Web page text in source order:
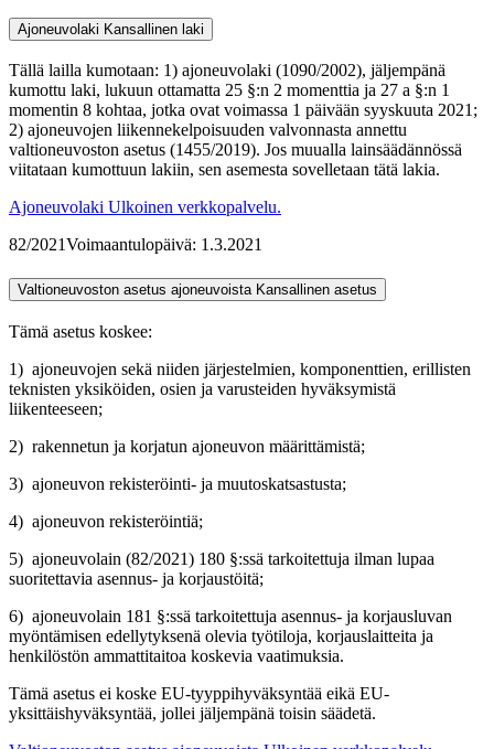
Ajoneuvolaki Kansallinen laki
Tällä lailla kumotaan: 1) ajoneuvolaki (1090/2002), jäljempänä
kumottu laki, lukuun ottamatta 25 §:n 2 momenttia ja 27 a §:n 1
momentin 8 kohtaa, jotka ovat voimassa 1 päivään syyskuuta 2021;
2) ajoneuvojen liikennekelpoisuuden valvonnasta annettu
valtioneuvoston asetus (1455/2019). Jos muualla lainsäädännössä
viitataan kumottuun lakiin, sen asemesta sovelletaan tätä lakia.
Ajoneuvolaki Ulkoinen verkkopalvelu.
82/2021Voimaantulopäivä: 1.3.2021
Valtioneuvoston asetus ajoneuvoista Kansallinen asetus
Tämä asetus koskee:
1) ajoneuvojen sekä niiden järjestelmien, komponenttien, erillisten
teknisten yksiköiden, osien ja varusteiden hyväksymistä
liikenteeseen;
2) rakennetun ja korjatun ajoneuvon määrittämistä;
3) ajoneuvon rekisteröinti- ja muutoskatsastusta;
4) ajoneuvon rekisteröintiä;
5) ajoneuvolain (82/2021) 180 §:ssä tarkoitettuja ilman lupaa
suoritettavia asennus- ja korjaustöitä;
6) ajoneuvolain 181 §:ssä tarkoitettuja asennus- ja korjausluvan
myöntämisen edellytyksenä olevia työtiloja, korjauslaitteita ja
henkilöstön ammattitaitoa koskevia vaatimuksia.
Tämä asetus ei koske EU-tyyppihyväksyntää eikä EU-
yksittäishyväksyntää, jollei jäljempänä toisin säädetä.